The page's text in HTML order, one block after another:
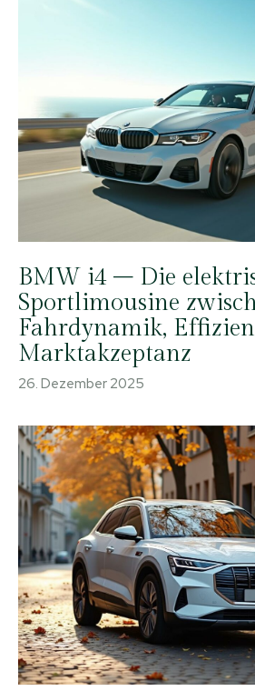
BMW i4 – Die
Sportlimousine
Fahrdynamik,
Marktakzeptanz
26. Dezember 2025